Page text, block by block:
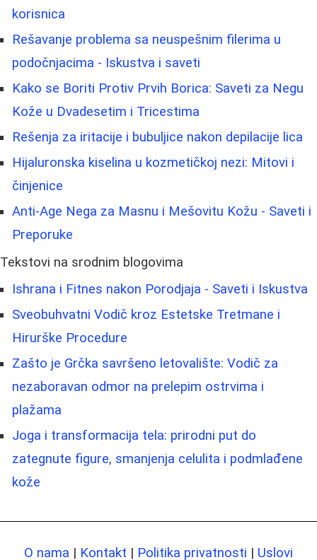
korisnica
Rešavanje problema sa neuspešnim filerima u
podočnjacima - Iskustva i saveti
Kako se Boriti Protiv Prvih Borica: Saveti za Negu
Kože u Dvadesetim i Tricestima
Rešenja za iritacije i bubuljice nakon depilacije lica
Hijaluronska kiselina u kozmetičkoj nezi: Mitovi i
činjenice
Anti-Age Nega za Masnu i Mešovitu Kožu - Saveti i
Preporuke
Tekstovi na srodnim blogovima
Ishrana i Fitnes nakon Porodjaja - Saveti i Iskustva
Sveobuhvatni Vodič kroz Estetske Tretmane i
Hirurške Procedure
Zašto je Grčka savršeno letovalište: Vodič za
nezaboravan odmor na prelepim ostrvima i
plažama
Joga i transformacija tela: prirodni put do
zategnute figure, smanjenja celulita i podmlađene
kože
O nama | Kontakt | Politika privatnosti | Uslovi